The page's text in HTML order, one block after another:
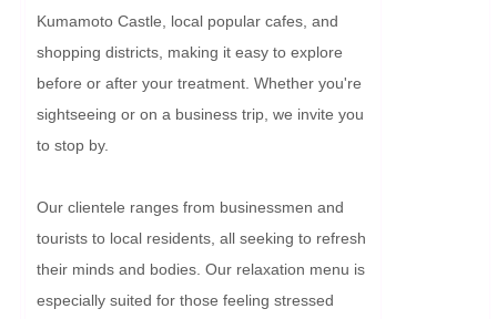
Kumamoto Castle, local popular cafes, and
shopping districts, making it easy to explore
before or after your treatment. Whether you're
sightseeing or on a business trip, we invite you
to stop by.
Our clientele ranges from businessmen and
tourists to local residents, all seeking to refresh
their minds and bodies. Our relaxation menu is
especially suited for those feeling stressed